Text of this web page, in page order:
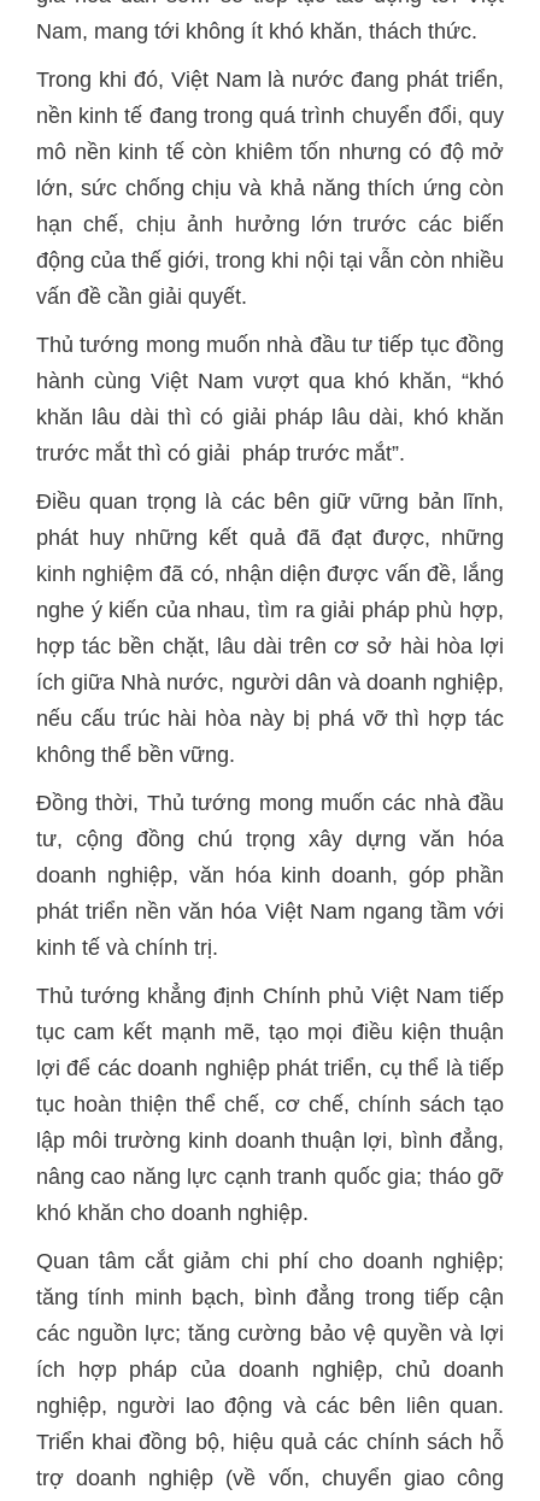
Nam, mang tới không ít khó khăn, thách thức.
Trong khi đó, Việt Nam là nước đang phát triển,
nền kinh tế đang trong quá trình chuyển đổi, quy
mô nền kinh tế còn khiêm tốn nhưng có độ mở
lớn, sức chống chịu và khả năng thích ứng còn
hạn chế, chịu ảnh hưởng lớn trước các biến
động của thế giới, trong khi nội tại vẫn còn nhiều
vấn đề cần giải quyết.
Thủ tướng mong muốn nhà đầu tư tiếp tục đồng
hành cùng Việt Nam vượt qua khó khăn, “khó
khăn lâu dài thì có giải pháp lâu dài, khó khăn
trước mắt thì có giải pháp trước mắt”.
Điều quan trọng là các bên giữ vững bản lĩnh,
phát huy những kết quả đã đạt được, những
kinh nghiệm đã có, nhận diện được vấn đề, lắng
nghe ý kiến của nhau, tìm ra giải pháp phù hợp,
hợp tác bền chặt, lâu dài trên cơ sở hài hòa lợi
ích giữa Nhà nước, người dân và doanh nghiệp,
nếu cấu trúc hài hòa này bị phá vỡ thì hợp tác
không thể bền vững.
Đồng thời, Thủ tướng mong muốn các nhà đầu
tư, cộng đồng chú trọng xây dựng văn hóa
doanh nghiệp, văn hóa kinh doanh, góp phần
phát triển nền văn hóa Việt Nam ngang tầm với
kinh tế và chính trị.
Thủ tướng khẳng định Chính phủ Việt Nam tiếp
tục cam kết mạnh mẽ, tạo mọi điều kiện thuận
lợi để các doanh nghiệp phát triển, cụ thể là tiếp
tục hoàn thiện thể chế, cơ chế, chính sách tạo
lập môi trường kinh doanh thuận lợi, bình đẳng,
nâng cao năng lực cạnh tranh quốc gia; tháo gỡ
khó khăn cho doanh nghiệp.
Quan tâm cắt giảm chi phí cho doanh nghiệp;
tăng tính minh bạch, bình đẳng trong tiếp cận
các nguồn lực; tăng cường bảo vệ quyền và lợi
ích hợp pháp của doanh nghiệp, chủ doanh
nghiệp, người lao động và các bên liên quan.
Triển khai đồng bộ, hiệu quả các chính sách hỗ
trợ doanh nghiệp (về vốn, chuyển giao công